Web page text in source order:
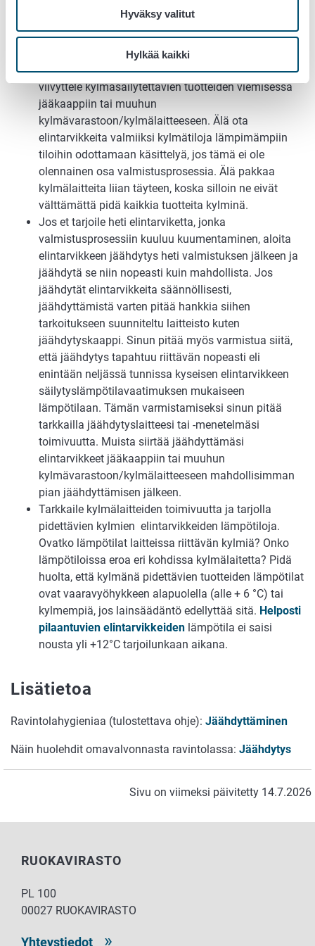
Hyväksy valitut
Hylkää kaikki
Tarkista lämpömittarilla kylmäsäilytettävien
elintarvikkeiden lämpötila, kun otat niitä vastaan. Älä
hyväksy tuotteita, jotka ovat selkeästi liian lämpimiä.
Muista kylmäketju omassa toiminnassasi. Älä
viivyttele kylmäsäilytettävien tuotteiden viemisessä
jääkaappiin tai muuhun
kylmävarastoon/kylmälaitteeseen. Älä ota
elintarvikkeita valmiiksi kylmätiloja lämpimämpiin
tiloihin odottamaan käsittelyä, jos tämä ei ole
olennainen osa valmistusprosessia. Älä pakkaa
kylmälaitteita liian täyteen, koska silloin ne eivät
välttämättä pidä kaikkia tuotteita kylminä.
Jos et tarjoile heti elintarviketta, jonka
valmistusprosessiin kuuluu kuumentaminen, aloita
elintarvikkeen jäähdytys heti valmistuksen jälkeen ja
jäähdytä se niin nopeasti kuin mahdollista. Jos
jäähdytät elintarvikkeita säännöllisesti,
jäähdyttämistä varten pitää hankkia siihen
tarkoitukseen suunniteltu laitteisto kuten
jäähdytyskaappi. Sinun pitää myös varmistua siitä,
että jäähdytys tapahtuu riittävän nopeasti eli
enintään neljässä tunnissa kyseisen elintarvikkeen
säilytyslämpötilavaatimuksen mukaiseen
lämpötilaan. Tämän varmistamiseksi sinun pitää
tarkkailla jäähdytyslaitteesi tai -menetelmäsi
toimivuutta. Muista siirtää jäähdyttämäsi
elintarvikkeet jääkaappiin tai muuhun
kylmävarastoon/kylmälaitteeseen mahdollisimman
pian jäähdyttämisen jälkeen.
Tarkkaile kylmälaitteiden toimivuutta ja tarjolla
pidettävien kylmien elintarvikkeiden lämpötiloja.
Ovatko lämpötilat laitteissa riittävän kylmiä? Onko
lämpötiloissa eroa eri kohdissa kylmälaitetta? Pidä
huolta, että kylmänä pidettävien tuotteiden lämpötilat
ovat vaaravyöhykkeen alapuolella (alle + 6 °C) tai
kylmempiä, jos lainsäädäntö edellyttää sitä. Helposti
pilaantuvien elintarvikkeiden lämpötila ei saisi
nousta yli +12°C tarjoilunkaan aikana.
Lisätietoa
Ravintolahygieniaa (tulostettava ohje): Jäähdyttäminen
Näin huolehdit omavalvonnasta ravintolassa: Jäähdytys
Sivu on viimeksi päivitetty 14.7.2026
RUOKAVIRASTO
PL 100
00027 RUOKAVIRASTO
Yhteystiedot